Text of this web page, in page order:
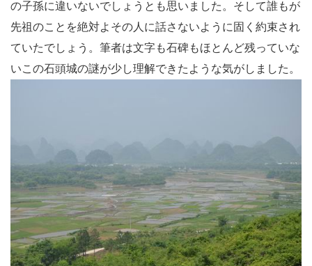
の子孫に違いないでしょうとも思いました。そして誰もが
先祖のことを絶対よその人に話さないように固く約束され
ていたでしょう。筆者は文字も石碑もほとんど残っていな
いこの石頭城の謎が少し理解できたような気がしました。